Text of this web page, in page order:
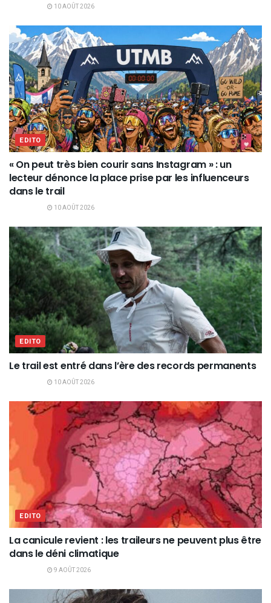
10 AOÛT 2026
EDITO
« On peut très bien courir sans Instagram » : un
lecteur dénonce la place prise par les influenceurs
dans le trail
10 AOÛT 2026
EDITO
Le trail est entré dans l’ère des records permanents
10 AOÛT 2026
EDITO
La canicule revient : les traileurs ne peuvent plus être
dans le déni climatique
9 AOÛT 2026